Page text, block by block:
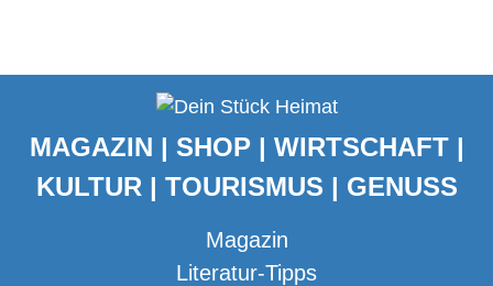
MAGAZIN | SHOP | WIRTSCHAFT |
KULTUR | TOURISMUS | GENUSS
Magazin
Literatur-Tipps